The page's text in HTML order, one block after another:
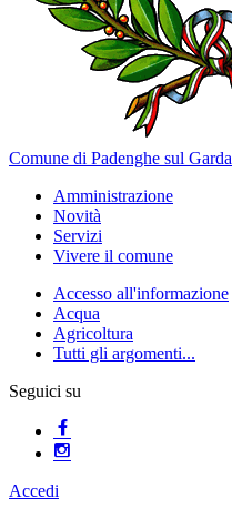
Comune di Padenghe sul Garda
Amministrazione
Novità
Servizi
Vivere il comune
Accesso all'informazione
Acqua
Agricoltura
Tutti gli argomenti...
Seguici su
Accedi